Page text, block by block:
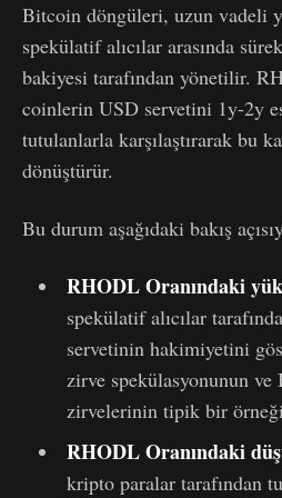
Bitcoin döngüleri, uzun vadeli
spekülatif alıcılar arasında
bakiyesi tarafından yönetilir.
coinlerin USD servetini 1y-2y
tutulanlarla karşılaştırarak bu
dönüştürür.
Bu durum aşağıdaki bakış
RHODL Oranındaki
spekülatif alıcılar
servetinin hakimiyetini
zirve spekülasyonunun ve
zirvelerinin tipik bir
RHODL Oranındaki
kripto paralar tarafından